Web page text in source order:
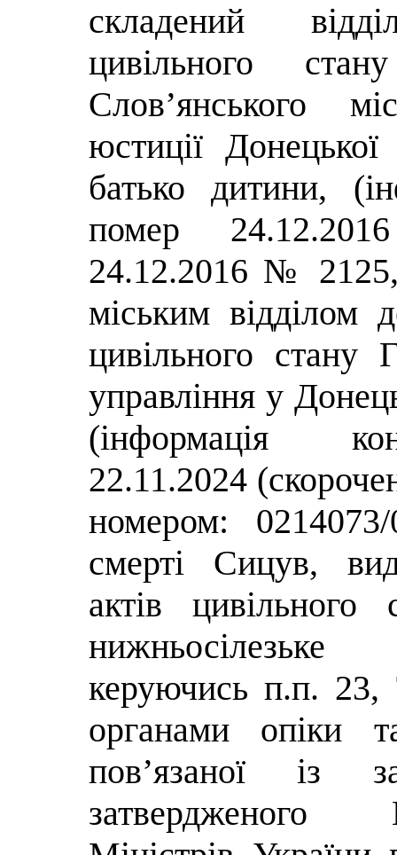
складений
цивільного
Слов’янського
юстиції
батько дитини,
помер
24.12.2016 № 2125,
міським відділом
цивільного стану
управління у
(інформація
22.11.2024
номером:
смерті Сицув,
актів
керуючись п.п. 23,
органами опіки
пов’язаної із
затвердженого